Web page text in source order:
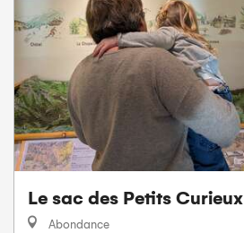
Le sac des Petits Curieux
Abondance